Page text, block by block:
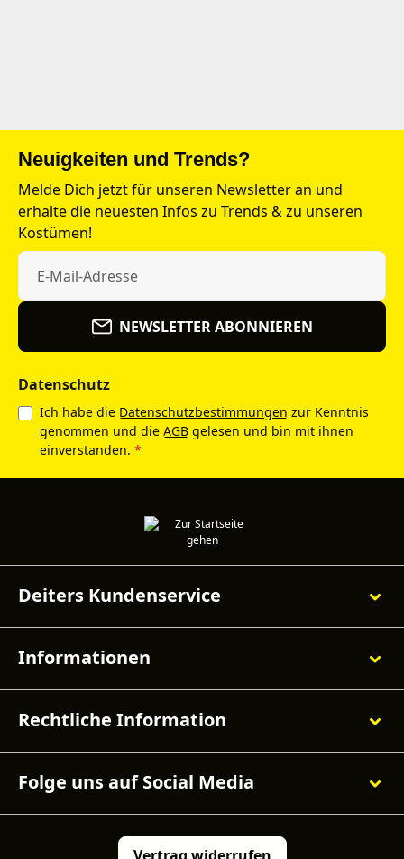
Neuigkeiten und Trends?
Melde Dich jetzt für unseren Newsletter an und
erhalte die neuesten Infos zu Trends & zu unseren
Kostümen!
NEWSLETTER ABONNIEREN
Datenschutz
Ich habe die Datenschutzbestimmungen zur Kenntnis
genommen und die AGB gelesen und bin mit ihnen
einverstanden. *
Deiters Kundenservice
Informationen
Rechtliche Information
Folge uns auf Social Media
Vertrag widerrufen